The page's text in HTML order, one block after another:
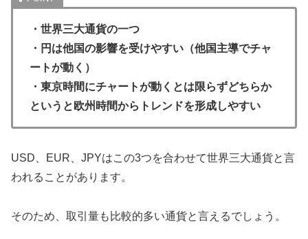
・世界三大通貨の一つ
・円は他国の影響を受けやすい（他国主導でチャ
ートが動く）
・東京時間にチャートが動くとは限らずどちらか
というと欧州時間からトレンドを形成しやすい
USD、EUR、JPYはこの3つを合わせて世界三大通貨と言
われることがあります。
そのため、取引量も比較的多い通貨と言えるでしょう。